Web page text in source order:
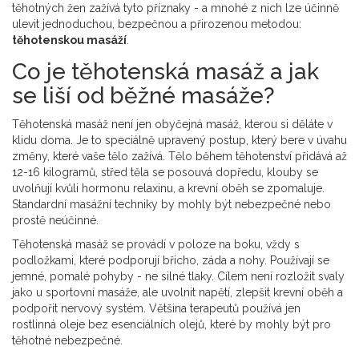
těhotných žen zažívá tyto příznaky - a mnohé z nich lze účinně
ulevit jednoduchou, bezpečnou a přirozenou metodou:
těhotenskou masáží
Co je těhotenská masáž a jak
se liší od běžné masáže?
Těhotenská masáž není jen obyčejná masáž, kterou si děláte v
klidu doma. Je to speciálně upravený postup, který bere v úvahu
změny, které vaše tělo zažívá. Tělo během těhotenství přidává až
12-16 kilogramů, střed těla se posouvá dopředu, klouby se
uvolňují kvůli hormonu relaxinu, a krevní oběh se zpomaluje.
Standardní masážní techniky by mohly být nebezpečné nebo
prostě neúčinné.
Těhotenská masáž se provádí v poloze na boku, vždy s
podložkami, které podporují břicho, záda a nohy. Používají se
jemné, pomalé pohyby - ne silné tlaky. Cílem není rozložit svaly
jako u sportovní masáže, ale uvolnit napětí, zlepšit krevní oběh a
podpořit nervový systém. Většina terapeutů používá jen
rostlinná oleje bez esenciálních olejů, které by mohly být pro
těhotné nebezpečné.